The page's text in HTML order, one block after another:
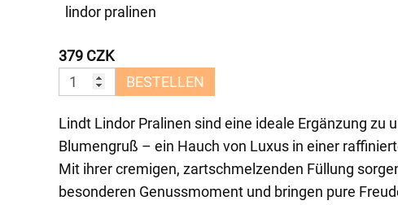
lindor pralinen
379 CZK
BESTELLEN
Lindt Lindor Pralinen sind eine ideale Ergänzung zu
Blumengruß – ein Hauch von Luxus in einer
Mit ihrer cremigen, zartschmelzenden Füllung
besonderen Genussmoment und bringen pure